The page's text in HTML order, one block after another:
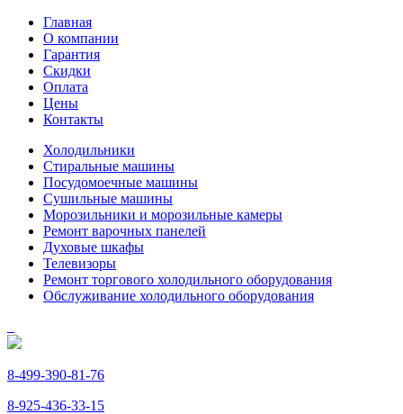
Главная
О компании
Гарантия
Скидки
Оплата
Цены
Контакты
Холодильники
Стиральные машины
Посудомоечные машины
Сушильные машины
Морозильники и морозильные камеры
Ремонт варочных панелей
Духовые шкафы
Телевизоры
Ремонт торгового холодильного оборудования
Обслуживание холодильного оборудования
8-499-390-81-76
8-925-436-33-15